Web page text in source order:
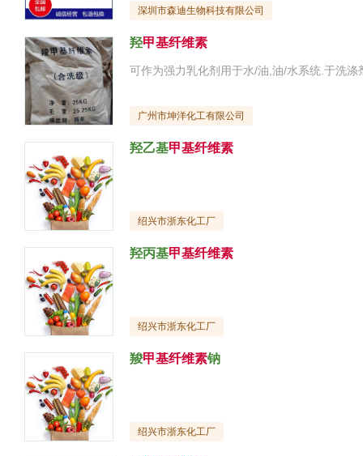
深圳市森迪生物科技有限公司
羟甲基纤维素
广州市坤洋化工有限公司
羟乙基甲基纤维素
绍兴市浙东化工厂
羟丙基甲基纤维素
绍兴市浙东化工厂
羧甲基纤维素钠
绍兴市浙东化工厂